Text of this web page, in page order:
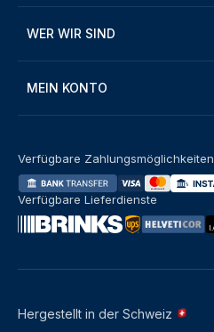
WER WIR SIND
MEIN KONTO
Hergestellt in der Schweiz
Verfügbare Zahlungsmöglichkeiten
Verfügbare Lieferdienste